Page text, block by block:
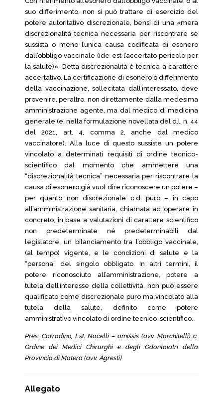
suo differimento, non si può trattare di esercizio del
potere autoritativo discrezionale, bensì di una «mera
discrezionalità tecnica necessaria per riscontrare se
sussista o meno l’unica causa codificata di esonero
dall’obbligo vaccinale (ide est l’accertato pericolo per
la salute)». Detta discrezionalità è tecnica a carattere
accertativo. La certificazione di esonero o differimento
della vaccinazione, sollecitata dall’interessato, deve
provenire, peraltro, non direttamente dalla medesima
amministrazione agente, ma dal medico di medicina
generale (e, nella formulazione novellata del d.l. n. 44
del 2021, art. 4, comma 2, anche dal medico
vaccinatore). Alla luce di questo sussiste un potere
vincolato a determinati requisiti di ordine tecnico-
scientifico dal momento che ammettere una
“discrezionalità tecnica” necessaria per riscontrare la
causa di esonero già vuol dire riconoscere un potere –
per quanto non discrezionale c.d. puro – in capo
all’amministrazione sanitaria, chiamata ad operare in
concreto, in base a valutazioni di carattere scientifico
non predeterminate né predeterminabili dal
legislatore, un bilanciamento tra l’obbligo vaccinale,
(al tempo) vigente, e le condizioni di salute e la
“persona” del singolo obbligato. In altri termini, il
potere riconosciuto all’amministrazione, potere a
tutela dell’interesse della collettività, non può essere
qualificato come discrezionale puro ma vincolato alla
tutela della salute, definito come potere
amministrativo vincolato di ordine tecnico-scientifico.
Pres. Corradino, Est. Nocelli – omissis (avv. Marchitelli) c.
Ordine dei Medici Chirurghi e degli Odontoiatri della
Provincia di Matera (avv. Agresti)
Allegato